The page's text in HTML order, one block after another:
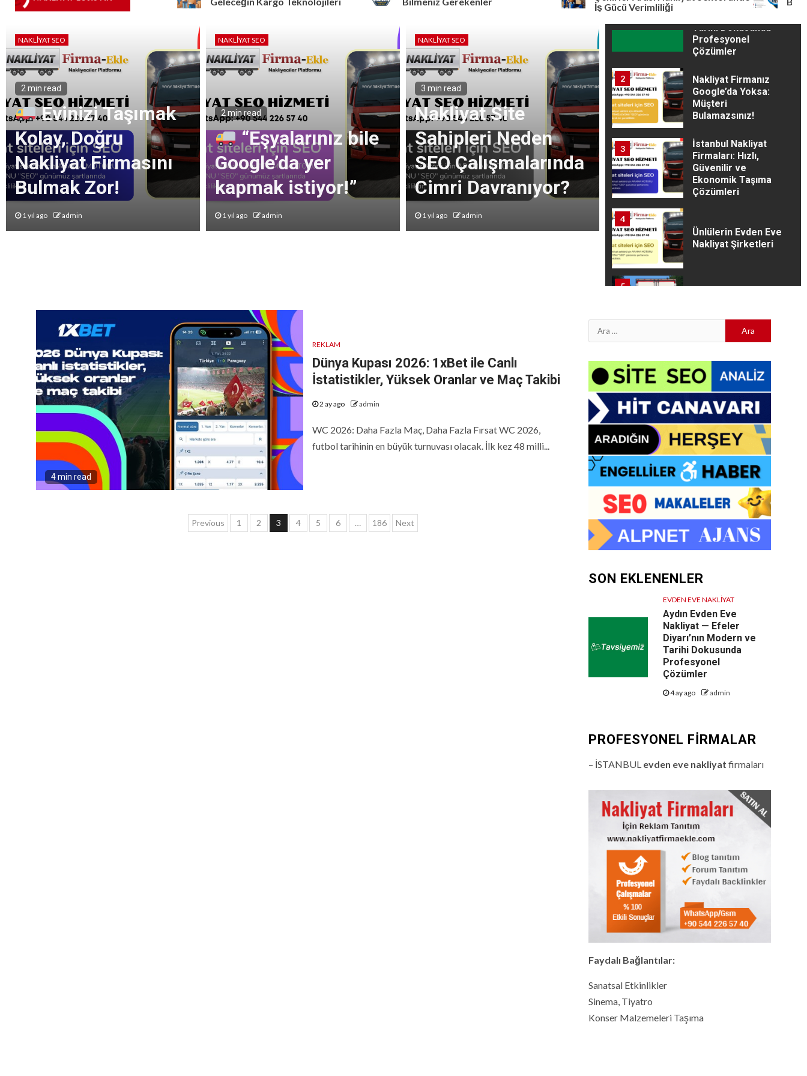
İş Gücü Verimliliği
NAKLIYAT SEO
2 min read
Evinizi Taşımak
Kolay, Doğru
Nakliyat Firmasını
Bulmak Zor!
1 yıl ago admin
NAKLIYAT SEO
2 min read
“Eşyalarınız bile
Google’da yer
kapmak istiyor!”
1 yıl ago admin
NAKLIYAT SEO
3 min read
Nakliyat Site
Sahipleri Neden
SEO Çalışmalarında
Cimri Davranıyor?
1 yıl ago admin
3 min read
Mobil SEO: Siteniz
Telefonlarda Kaç
Puan Alıyor?
1 yıl ago admin
Nakliyat — Efeler
Tarihi Dokusunda
Profesyonel
Çözümler
2
Nakliyat Firmanız
Google’da Yoksa:
Müşteri
Bulamazsınız!
3
İstanbul Nakliyat
Firmaları: Hızlı,
Güvenilir ve
Ekonomik Taşıma
Çözümleri
4
Ünlülerin Evden Eve
Nakliyat Şirketleri
5
Nakliyat Şirketleri
1
Nakliyat — Efeler
Diyarı’nın Modern ve
Tarihi Dokusunda
Profesyonel
Çözümler
2
Nakliyat Firmanız
Google’da Yoksa:
Müşteri
Bulamazsınız!
3
İstanbul Nakliyat
Firmaları: Hızlı,
Güvenilir ve
Ekonomik Taşıma
Çözümleri
4 min read
REKLAM
Dünya Kupası 2026: 1xBet ile Canlı
İstatistikler, Yüksek Oranlar ve Maç Takibi
2 ay ago admin
WC 2026: Daha Fazla Maç, Daha Fazla Fırsat WC 2026,
futbol tarihinin en büyük turnuvası olacak. İlk kez 48 milli...
Yazı
Previous 1 2 3 4 5 6 … 186 Next
Arama:
SON EKLENENLER
EVDEN EVE NAKLIYAT
Aydın Evden Eve
Nakliyat — Efeler
Diyarı’nın Modern ve
Tarihi Dokusunda
Profesyonel
Çözümler
4 ay ago admin
PROFESYONEL FIRMALAR
– İSTANBUL evden eve nakliyat firmaları
Faydalı Bağlantılar:
Sanatsal Etkinlikler
Sinema, Tiyatro
Konser Malzemeleri Taşıma